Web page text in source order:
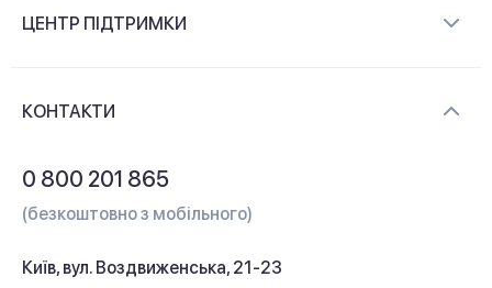
Контакти
ЦЕНТР ПІДТРИМКИ
КОНТАКТИ
0 800 201 865
(безкоштовно з мобільного)
Київ, вул. Воздвиженська, 21-23